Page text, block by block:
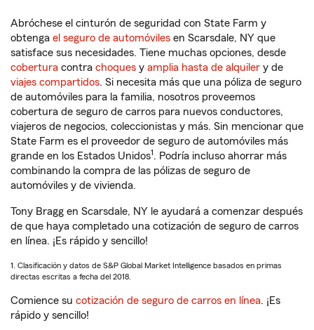
Abróchese el cinturón de seguridad con State Farm y
obtenga el seguro de automóviles en Scarsdale, NY que
satisface sus necesidades. Tiene muchas opciones, desde
cobertura contra choques y amplia hasta de alquiler y de
viajes compartidos. Si necesita más que una póliza de seguro
de automóviles para la familia, nosotros proveemos
cobertura de seguro de carros para nuevos conductores,
viajeros de negocios, coleccionistas y más. Sin mencionar que
State Farm es el proveedor de seguro de automóviles más
grande en los Estados Unidos1. Podría incluso ahorrar más
combinando la compra de las pólizas de seguro de
automóviles y de vivienda.
Tony Bragg en Scarsdale, NY le ayudará a comenzar después
de que haya completado una cotización de seguro de carros
en línea. ¡Es rápido y sencillo!
1. Clasificación y datos de S&P Global Market Intelligence basados en primas
directas escritas a fecha del 2018.
Comience su cotización de seguro de carros en línea. ¡Es
rápido y sencillo!